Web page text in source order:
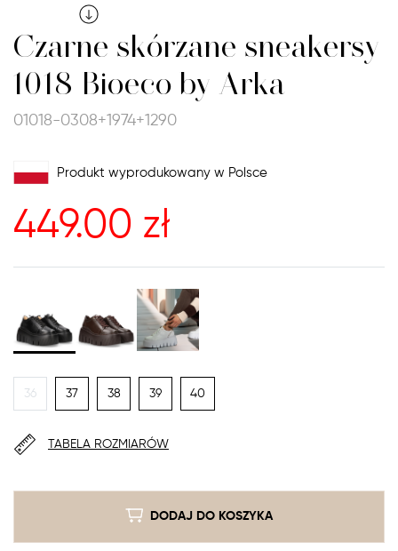
Czarne skórzane sneakersy
1018 Bioeco by Arka
01018-0308+1974+1290
Produkt wyprodukowany w Polsce
449.00 zł
36 37 38 39 40
TABELA ROZMIARÓW
DODAJ DO KOSZYKA